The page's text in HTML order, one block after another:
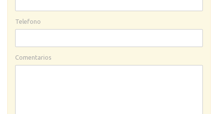
Telefono
Comentarios